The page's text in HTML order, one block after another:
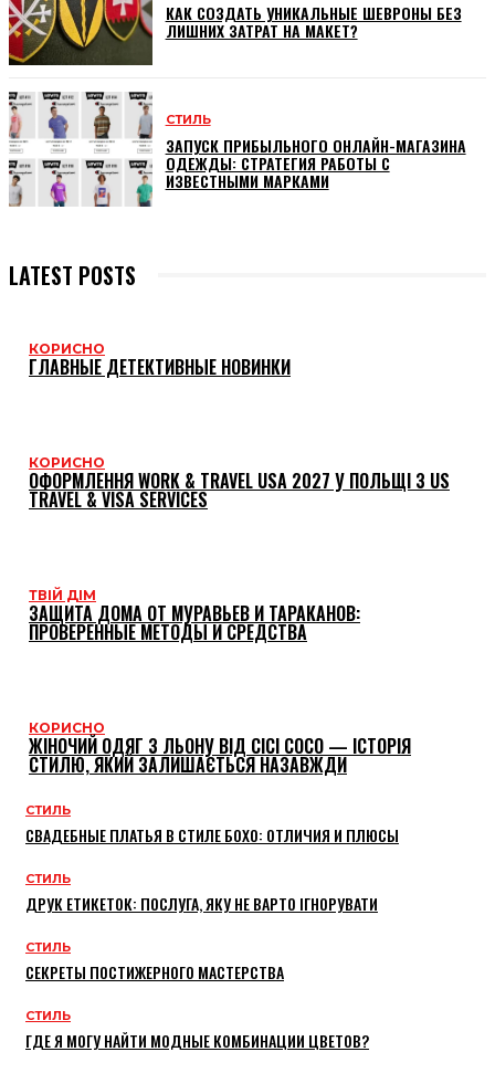
КАК СОЗДАТЬ УНИКАЛЬНЫЕ ШЕВРОНЫ БЕЗ
ЛИШНИХ ЗАТРАТ НА МАКЕТ?
СТИЛЬ
ЗАПУСК ПРИБЫЛЬНОГО ОНЛАЙН-МАГАЗИНА
ОДЕЖДЫ: СТРАТЕГИЯ РАБОТЫ С
ИЗВЕСТНЫМИ МАРКАМИ
LATEST POSTS
КОРИСНО
ГЛАВНЫЕ ДЕТЕКТИВНЫЕ НОВИНКИ
КОРИСНО
ОФОРМЛЕННЯ WORK & TRAVEL USA 2027 У ПОЛЬЩІ З US
TRAVEL & VISA SERVICES
ТВІЙ ДІМ
ЗАЩИТА ДОМА ОТ МУРАВЬЕВ И ТАРАКАНОВ:
ПРОВЕРЕННЫЕ МЕТОДЫ И СРЕДСТВА
КОРИСНО
ЖІНОЧИЙ ОДЯГ З ЛЬОНУ ВІД CICI COCO — ІСТОРІЯ
СТИЛЮ, ЯКИЙ ЗАЛИШАЄТЬСЯ НАЗАВЖДИ
СТИЛЬ
СВАДЕБНЫЕ ПЛАТЬЯ В СТИЛЕ БОХО: ОТЛИЧИЯ И ПЛЮСЫ
СТИЛЬ
ДРУК ЕТИКЕТОК: ПОСЛУГА, ЯКУ НЕ ВАРТО ІГНОРУВАТИ
СТИЛЬ
СЕКРЕТЫ ПОСТИЖЕРНОГО МАСТЕРСТВА
СТИЛЬ
ГДЕ Я МОГУ НАЙТИ МОДНЫЕ КОМБИНАЦИИ ЦВЕТОВ?